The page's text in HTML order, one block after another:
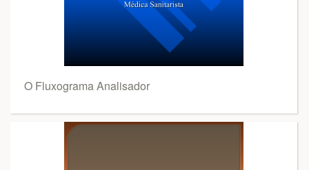
O Fluxograma Analisador